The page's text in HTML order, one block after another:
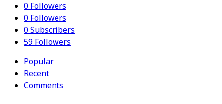
0Followers
0Followers
0Subscribers
59Followers
Popular
Recent
Comments